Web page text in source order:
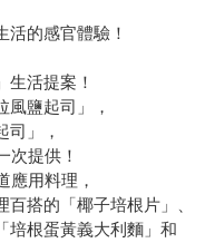
的感官體驗！
活提案！
鹽起司」，
司」，
次提供！
應用料理，
搭的「椰子培根片」、
培根蛋黃義大利麵」和